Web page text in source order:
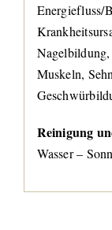
Energiefluss/
Muskeln,
Reinigung
Wasser –